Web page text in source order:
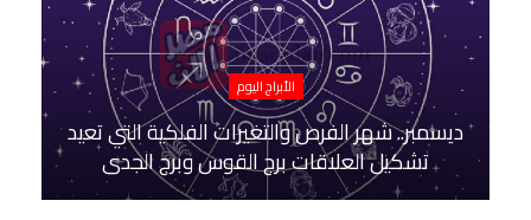
الأبراج اليوم
ديسمبر.. شهر الفرص والتغيرات الفلكية التي تعيد
تشكيل العلاقات برج القوس وبرج الجدي